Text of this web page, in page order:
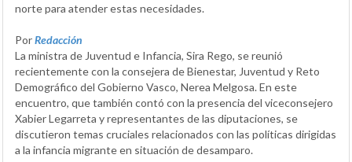
norte para atender estas necesidades.
PorRedacción
La ministra de Juventud e Infancia, Sira Rego, se reunió
recientemente con la consejera de Bienestar, Juventud y Reto
Demográfico del Gobierno Vasco, Nerea Melgosa. En este
encuentro, que también contó con la presencia del viceconsejero
Xabier Legarreta y representantes de las diputaciones, se
discutieron temas cruciales relacionados con las políticas dirigidas
a la infancia migrante en situación de desamparo.